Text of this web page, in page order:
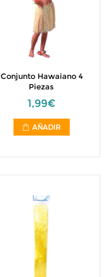
Conjunto Hawaiano 4
Piezas
1,99€
AÑADIR